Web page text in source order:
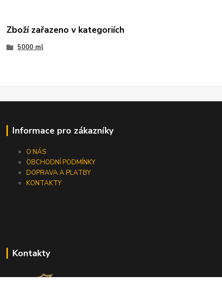
Zboží zařazeno v kategoriích
5000 ml
Informace pro zákazníky
O NÁS
OBCHODNÍ PODMÍNKY
DOPRAVA A PLATBY
KONTAKTY
Kontakty